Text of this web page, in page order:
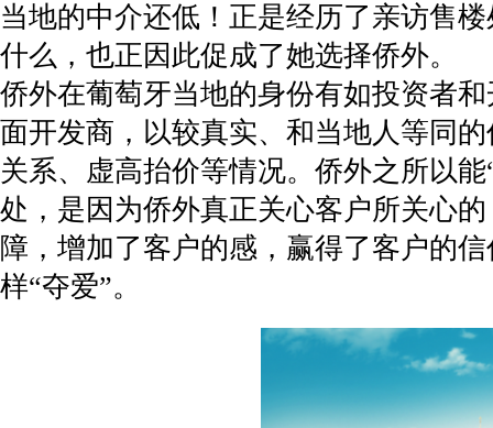
当地的中介还低！正是经历了亲访售
什么，也正因此促成了她选择侨外。
侨外在葡萄牙当地的身份有如投资者
面开发商，以较真实、和当地人等同
关系、虚高抬价等情况。侨外之所以
处，是因为侨外真正关心客户所关心
障，增加了客户的感，赢得了客户的
样“夺爱”。